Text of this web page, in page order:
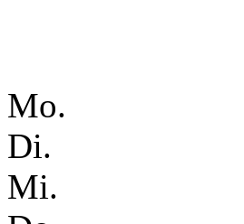
Mo.
Di.
Mi.